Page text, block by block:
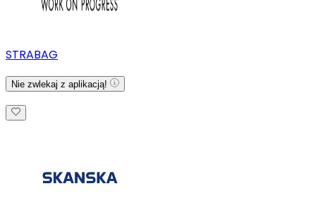
STRABAG
Nie zwlekaj z aplikacją!